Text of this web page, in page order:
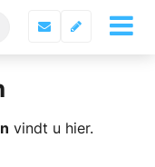
vindt u hier.